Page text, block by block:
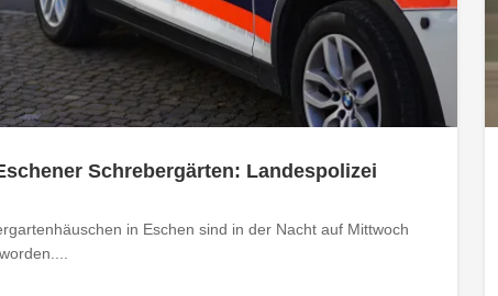
Schrebergärten: Landespolizei
in Eschen sind in der Nacht auf Mittwoch